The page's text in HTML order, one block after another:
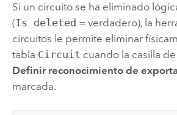
Si un circuito se ha eliminado
(Is deleted = verdadero), la
circuitos le permite eliminar
tabla Circuit cuando la casilla
Definir reconocimiento de
marcada.